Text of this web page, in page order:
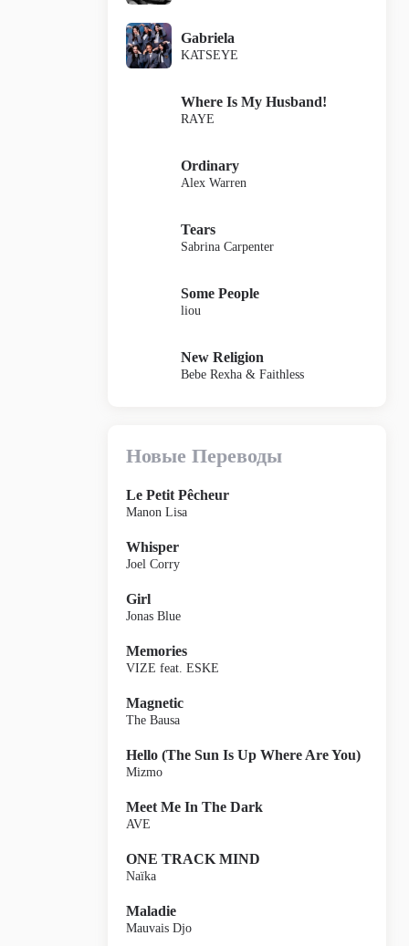
Gabriela
KATSEYE
Where Is My Husband!
RAYE
Ordinary
Alex Warren
Tears
Sabrina Carpenter
Some People
liou
New Religion
Bebe Rexha & Faithless
Новые Переводы
Le Petit Pêcheur
Manon Lisa
Whisper
Joel Corry
Girl
Jonas Blue
Memories
VIZE feat. ESKE
Magnetic
The Bausa
Hello (The Sun Is Up Where Are You)
Mizmo
Meet Me In The Dark
AVE
ONE TRACK MIND
Naïka
Maladie
Mauvais Djo